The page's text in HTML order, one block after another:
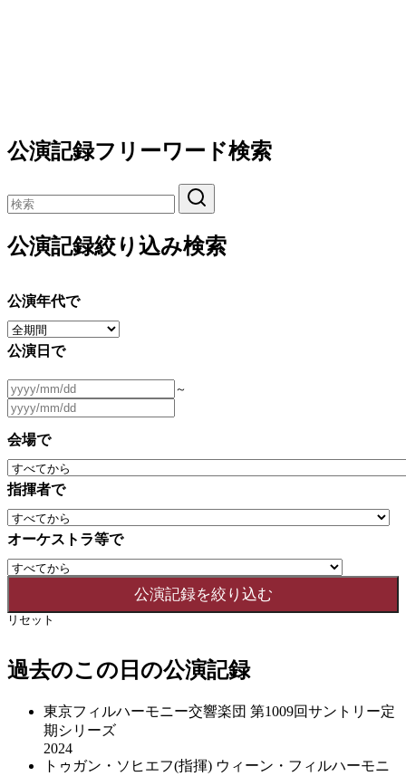
公演記録フリーワード検索
公演記録絞り込み検索
公演年代で
公演日で
～
会場で
指揮者で
オーケストラ等で
リセット
過去のこの日の公演記録
東京フィルハーモニー交響楽団 第1009回サントリー定
期シリーズ
2024
トゥガン・ソヒエフ(指揮) ウィーン・フィルハーモニ